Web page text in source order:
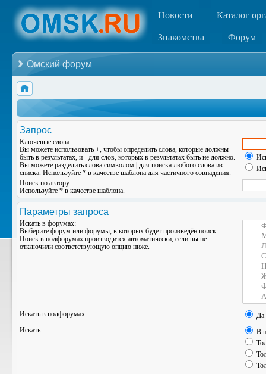
Новости Каталог
Знакомства Форум
Омский форум
Запрос
Ключевые слова:
Вы можете использовать +, чтобы определить слова, которые должны
быть в результатах, и - для слов, которых в результатах быть не должно.
Вы можете разделить слова символом для поиска любого слова из
списка. Используйте * в качестве шаблона для частичного совпадения.
Поиск по автору:
Используйте * в качестве шаблона.
Параметры запроса
Искать в форумах:
Выберите форум или форумы, в которых будет произведён поиск.
Поиск в подфорумах производится автоматически, если вы не
отключили соответствующую опцию ниже.
Искать в подфорумах:
Да
Искать:
В